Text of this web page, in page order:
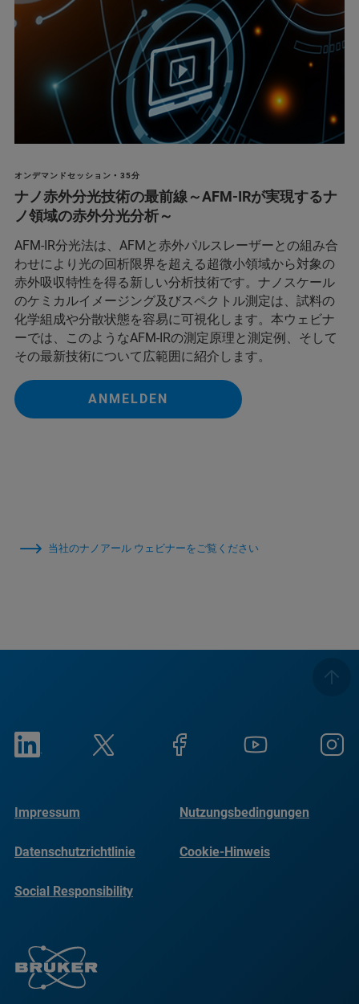
オンデマンドセッション • 35分
ナノ赤外分光技術の最前線～AFM-IRが実現するナ
ノ領域の赤外分光分析～
AFM-IR分光法は、AFMと赤外パルスレーザーとの組み合
わせにより光の回析限界を超える超微小領域から対象の
赤外吸収特性を得る新しい分析技術です。ナノスケール
のケミカルイメージング及びスペクトル測定は、試料の
化学組成や分散状態を容易に可視化します。本ウェビナ
ーでは、このようなAFM-IRの測定原理と測定例、そして
その最新技術について広範囲に紹介します。
ANMELDEN
当社のナノアール ウェビナーをご覧ください
Impressum Nutzungsbedingungen
Datenschutzrichtlinie Cookie-Hinweis
Social Responsibility